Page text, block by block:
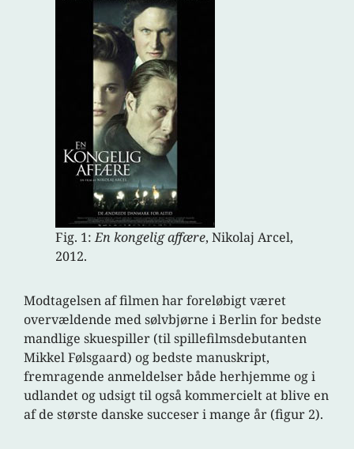
Fig. 1:En kongelig affære, Nikolaj Arcel,
2012.
Modtagelsen af filmen har foreløbigt været
overvældende med sølvbjørne i Berlin for bedste
mandlige skuespiller (til spillefilmsdebutanten
Mikkel Følsgaard) og bedste manuskript,
fremragende anmeldelser både herhjemme og i
udlandet og udsigt til også kommercielt at blive en
af de største danske succeser i mange år (figur 2).